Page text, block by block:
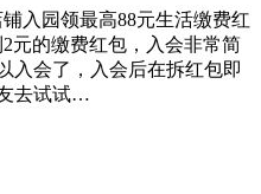
入园领最高88元生活缴费红
元的缴费红包，入会非常简
入会了，入会后在拆红包即
去试试…